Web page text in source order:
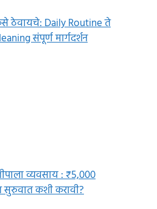
ठेवायचे: Daily Routine ते
संपूर्ण मार्गदर्शन
व्यवसाय : ₹5,000
कशी करावी?